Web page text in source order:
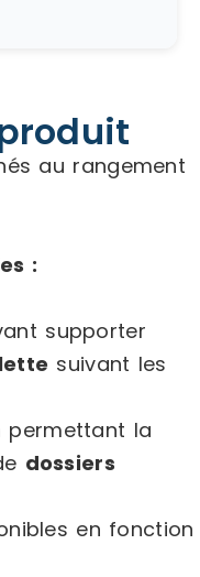
au rangement
:
supporter
suivant les
permettant la
dossiers
en fonction